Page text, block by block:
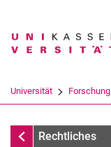
Suchbegriff
Universität Forschung
Forschung
Rechtliches